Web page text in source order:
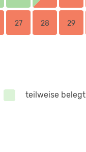
zubuchbar
27 28 29
teilweise belegt